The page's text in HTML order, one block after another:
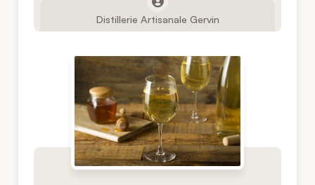
Distillerie Artisanale Gervin